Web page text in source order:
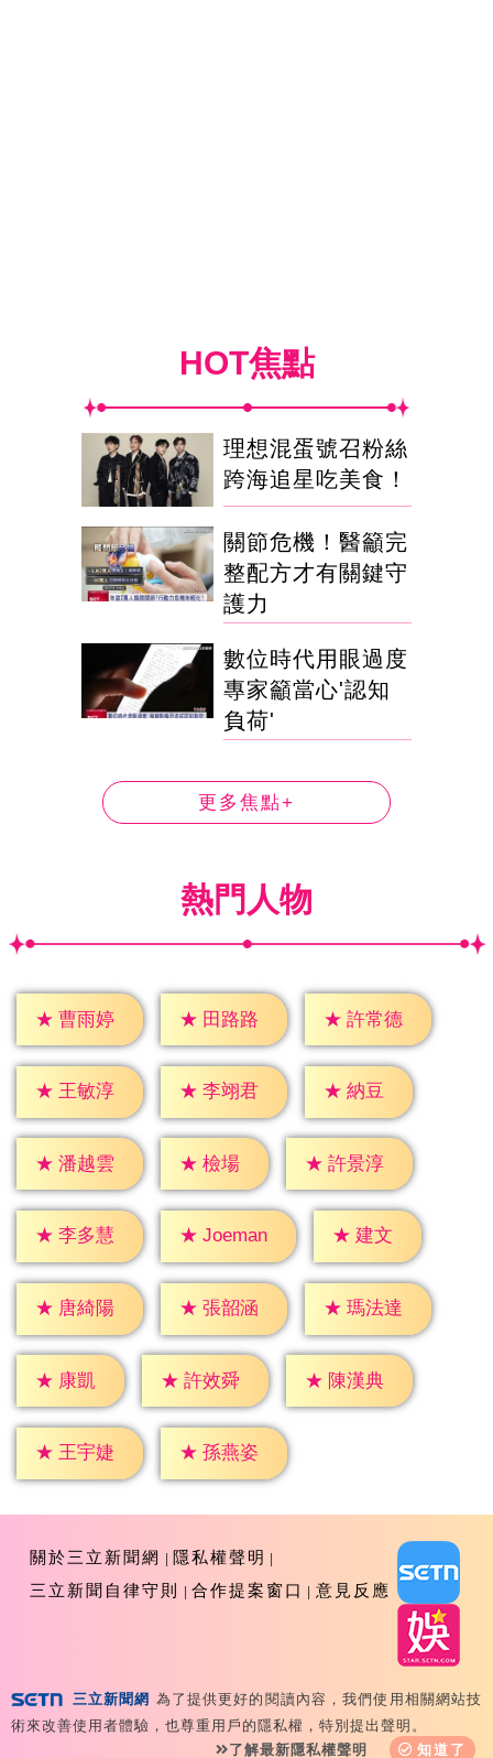
HOT焦點
理想混蛋號召粉絲
跨海追星吃美食！
關節危機！醫籲完
整配方才有關鍵守
護力
數位時代用眼過度
專家籲當心'認知
負荷'
更多焦點+
熱門人物
★ 曹雨婷 ★ 田路路 ★ 許常德
★ 王敏淳 ★ 李翊君 ★ 納豆
★ 潘越雲 ★ 檢場 ★ 許景淳
★ 李多慧 ★ Joeman ★ 建文
★ 唐綺陽 ★ 張韶涵 ★ 瑪法達
★ 康凱 ★ 許效舜 ★ 陳漢典
★ 王宇婕 ★ 孫燕姿
關於三立新聞網
隱私權聲明
三立新聞自律守則
合作提案窗口 意見反應
Copyright ©2026 Sanlih E-Television All Rights
Reserved 版權所有 盜用必究 台北市內湖區舊宗路一段159
三立新聞網 為了提供更好的閱讀內容，我們使用相關網站技
術來改善使用者體驗，也尊重用戶的隱私權，特別提出聲明。
了解最新隱私權聲明
知道了